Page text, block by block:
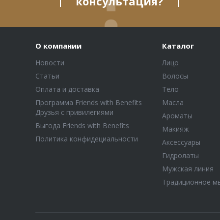
О компании
Новости
Статьи
Оплата и доставка
Программа Friends with Benefits
Друзья с привилегиями
Выгода Friends with Benefits
Политика конфидециальности
Каталог
Лицо
Волосы
Тело
Масла
Ароматы
Макияж
Аксессуары
Гидролаты
Мужская линия
Традиционное